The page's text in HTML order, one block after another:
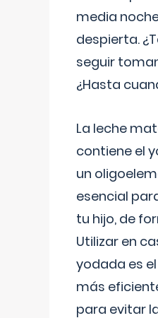
media
despierta.
seguir
¿Hasta
La leche
contiene el
un
esencial
tu hijo, de
Utilizar en
yodada es
más
para evitar